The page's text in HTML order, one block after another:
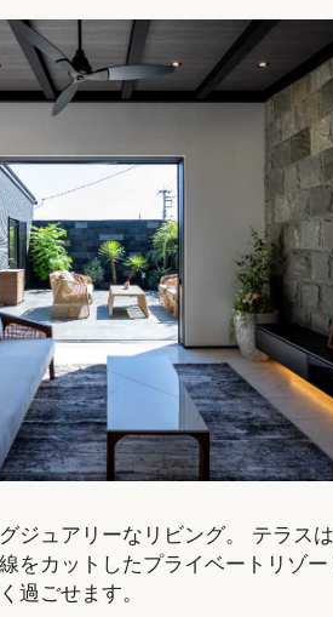
ジュアリーなリビング。 テラス
をカットしたプライベートリゾー
過ごせます。